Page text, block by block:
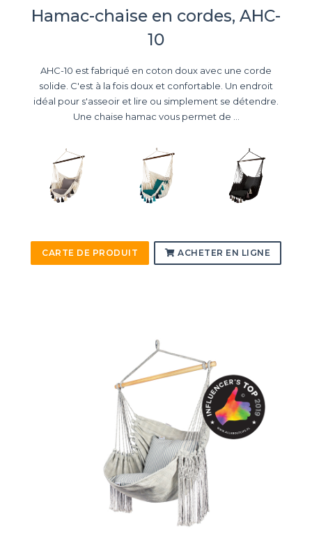
Hamac-chaise en cordes, AHC-
10
AHC-10 est fabriqué en coton doux avec une corde
solide. C'est à la fois doux et confortable. Un endroit
idéal pour s'asseoir et lire ou simplement se détendre.
Une chaise hamac vous permet de ...
CARTE DE PRODUIT ACHETER EN LIGNE